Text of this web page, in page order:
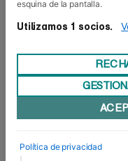
-
Foro
primer
esquina de la pantalla.
Utilizamos 1 socios.
Política de privacidad